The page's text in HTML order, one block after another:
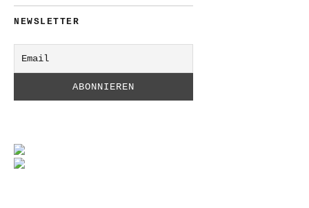
NEWSLETTER